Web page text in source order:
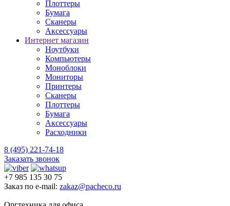
Плоттеры
Бумага
Сканеры
Аксессуары
Интернет магазин
Ноутбуки
Компьютеры
Моноблоки
Мониторы
Принтеры
Сканеры
Плоттеры
Бумага
Аксессуары
Расходники
8 (495) 221-74-18
Заказать звонок
+7 985 135 30 75
Заказ по e-mail: zakaz@pacheco.ru